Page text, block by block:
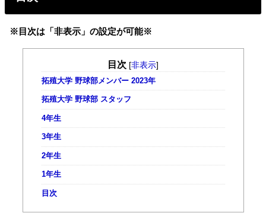
※目次は「非表示」の設定が可能※
目次 [非表示]
拓殖大学 野球部メンバー 2023年
拓殖大学 野球部 スタッフ
4年生
3年生
2年生
1年生
目次